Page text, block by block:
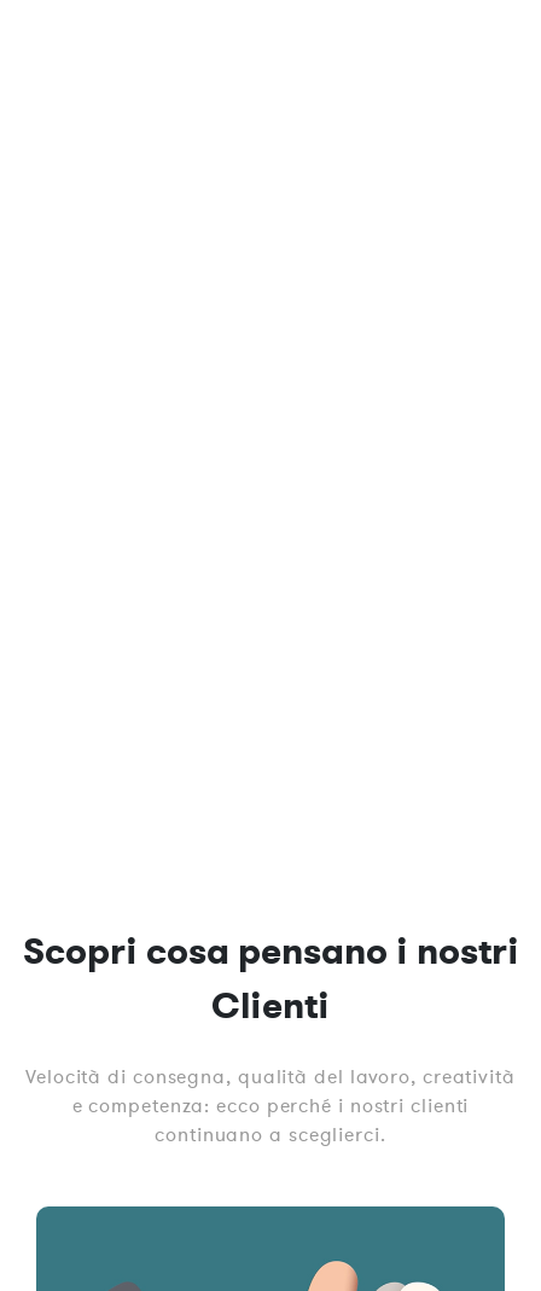
Scopri cosa pensano i nostri
Clienti
Velocità di consegna, qualità del lavoro, creatività
e competenza: ecco perché i nostri clienti
continuano a sceglierci.